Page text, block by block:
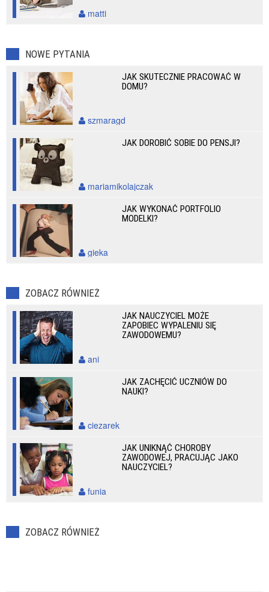
matti
NOWE PYTANIA
JAK SKUTECZNIE PRACOWAĆ W
DOMU?
szmaragd
JAK DOROBIĆ SOBIE DO PENSJI?
mariamikolajczak
JAK WYKONAĆ PORTFOLIO
MODELKI?
gieka
ZOBACZ RÓWNIEŻ
JAK NAUCZYCIEL MOŻE
ZAPOBIEC WYPALENIU SIĘ
ZAWODOWEMU?
ani
JAK ZACHĘCIĆ UCZNIÓW DO
NAUKI?
ciezarek
JAK UNIKNĄĆ CHOROBY
ZAWODOWEJ, PRACUJĄC JAKO
NAUCZYCIEL?
funia
ZOBACZ RÓWNIEŻ